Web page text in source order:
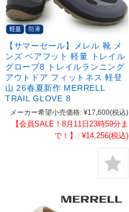
【サマーセール】メレル 靴 メ
ンズ ベアフット 軽量 トレイル
グローブ8 トレイルランニング
アウトドア フィットネス 軽登
山 26春夏新作 MERRELL
TRAIL GLOVE 8
メーカー希望小売価格: ¥17,600(税込)
【会員SALE！8月11日23時59分ま
で！】: ¥14,256(税込)